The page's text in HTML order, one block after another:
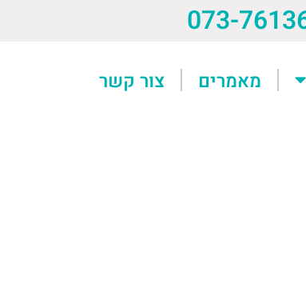
מאמרים צור קשר